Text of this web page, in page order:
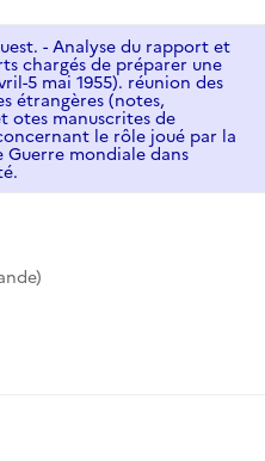
- Analyse du rapport et
chargés de préparer une
5 mai 1955). réunion des
étrangères (notes,
otes manuscrites de
le rôle joué par la
Guerre mondiale dans